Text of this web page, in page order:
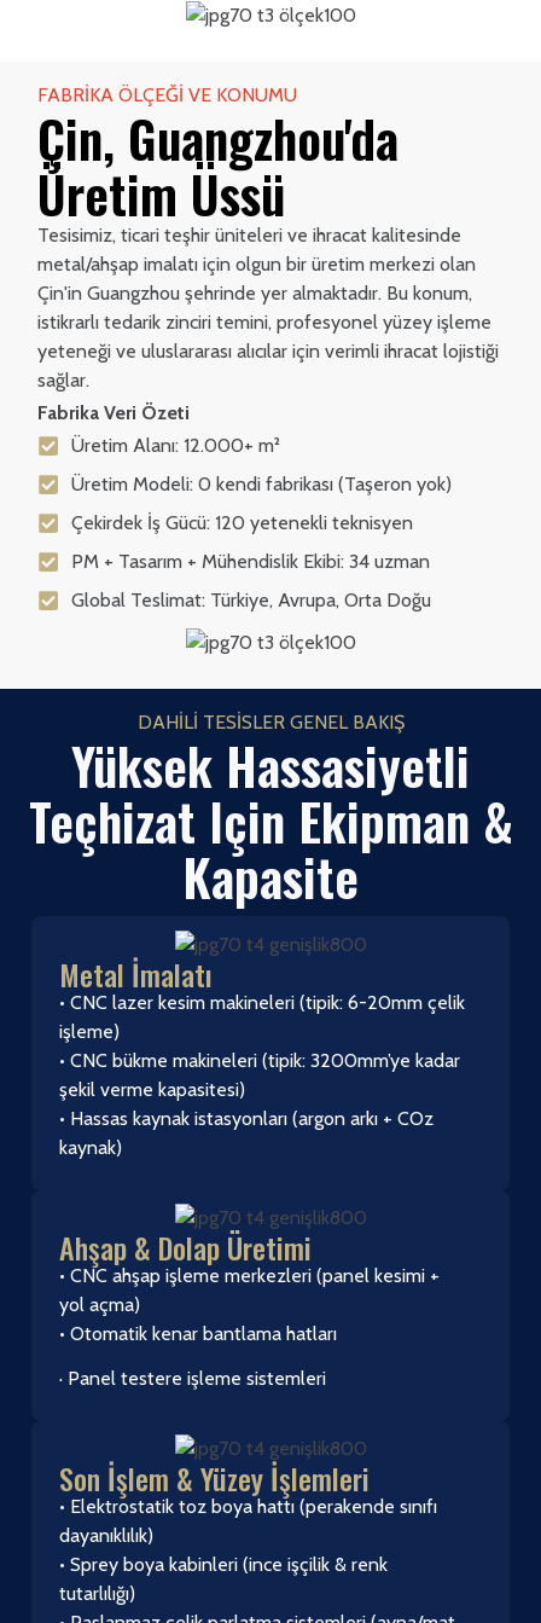
FABRIKA ÖLÇEĞI VE KONUMU
Çin, Guangzhou'da
Üretim Üssü
Tesisimiz, ticari teşhir üniteleri ve ihracat kalitesinde
metal/ahşap imalatı için olgun bir üretim merkezi olan
Çin'in Guangzhou şehrinde yer almaktadır. Bu konum,
istikrarlı tedarik zinciri temini, profesyonel yüzey işleme
yeteneği ve uluslararası alıcılar için verimli ihracat lojistiği
sağlar.
Fabrika Veri Özeti
Üretim Alanı: 12.000+ m²
Üretim Modeli: 0 kendi fabrikası (Taşeron yok)
Çekirdek İş Gücü: 120 yetenekli teknisyen
PM + Tasarım + Mühendislik Ekibi: 34 uzman
Global Teslimat: Türkiye, Avrupa, Orta Doğu
DAHILI TESISLER GENEL BAKIŞ
Yüksek Hassasiyetli
Teçhizat Için Ekipman &
Kapasite
Metal İmalatı
• CNC lazer kesim makineleri (tipik: 6-20mm çelik
işleme)
• CNC bükme makineleri (tipik: 3200mm’ye kadar
şekil verme kapasitesi)
• Hassas kaynak istasyonları (argon arkı + COz
kaynak)
Ahşap & Dolap Üretimi
• CNC ahşap işleme merkezleri (panel kesimi +
yol açma)
• Otomatik kenar bantlama hatları
· Panel testere işleme sistemleri
Son İşlem & Yüzey İşlemleri
• Elektrostatik toz boya hattı (perakende sınıfı
dayanıklılık)
• Sprey boya kabinleri (ince işçilik & renk
tutarlılığı)